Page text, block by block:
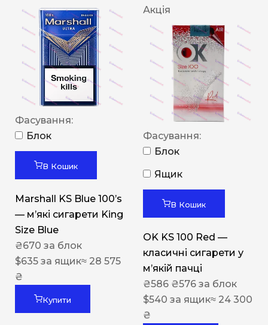
Фасування:
Блок
В Кошик
Marshall KS Blue 100’s
— м’які сигарети King
Size Blue
₴670 за блок
$635 за ящик≈ 28 575
₴
Купити
Акція
Фасування:
Блок
Ящик
В Кошик
OK KS 100 Red —
класичні сигарети у
м’якій пачці
₴586 ₴576 за блок
$540 за ящик≈ 24 300
₴